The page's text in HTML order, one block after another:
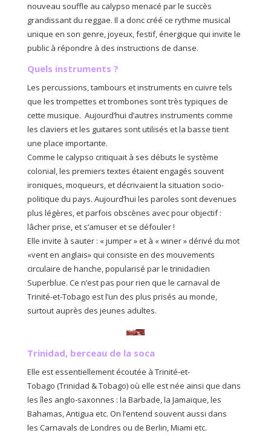
nouveau souffle au calypso menacé par le succès
grandissant du reggae. Il a donc créé ce rythme musical
unique en son genre, joyeux, festif, énergique qui invite le
public à répondre à des instructions de danse.
Quels instruments ?
Les percussions, tambours et instruments en cuivre tels
que les trompettes et trombones sont très typiques de
cette musique. Aujourd’hui d’autres instruments comme
les claviers et les guitares sont utilisés et la basse tient
une place importante.
Comme le calypso critiquait à ses débuts le système
colonial, les premiers textes étaient engagés souvent
ironiques, moqueurs, et décrivaient la situation socio-
politique du pays. Aujourd’hui les paroles sont devenues
plus légères, et parfois obscènes avec pour objectif :
lâcher prise, et s’amuser et se défouler !
Elle invite à sauter : « jumper » et à « winer » dérivé du mot
«vent en anglais» qui consiste en des mouvements
circulaire de hanche, popularisé par le trinidadien
Superblue. Ce n’est pas pour rien que le carnaval de
Trinité-et-Tobago est l’un des plus prisés au monde,
surtout auprès des jeunes adultes.
Trinidad, berceau de la soca
Elle est essentiellement écoutée à Trinité-et-
Tobago (Trinidad & Tobago) où elle est née ainsi que dans
les îles anglo-saxonnes : la Barbade, la Jamaïque, les
Bahamas, Antigua etc. On l’entend souvent aussi dans
les Carnavals de Londres ou de Berlin, Miami etc.